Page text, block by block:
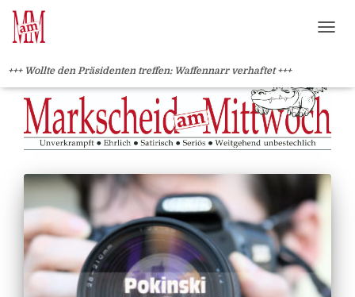
+++ Wollte den Präsidenten treffen: Waffennarr verhaftet +++